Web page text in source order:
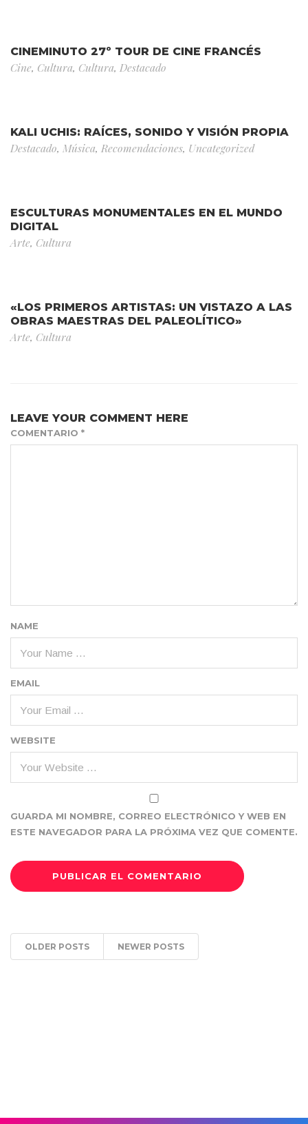
CINEMINUTO 27º TOUR DE CINE FRANCÉS
Cine, Cultura, Cultura, Destacado
KALI UCHIS: RAÍCES, SONIDO Y VISIÓN PROPIA
Destacado, Música, Recomendaciones, Uncategorized
ESCULTURAS MONUMENTALES EN EL MUNDO
DIGITAL
Arte, Cultura
«LOS PRIMEROS ARTISTAS: UN VISTAZO A LAS
OBRAS MAESTRAS DEL PALEOLÍTICO»
Arte, Cultura
LEAVE YOUR COMMENT HERE
COMENTARIO *
NAME
EMAIL
WEBSITE
GUARDA MI NOMBRE, CORREO ELECTRÓNICO Y WEB EN
ESTE NAVEGADOR PARA LA PRÓXIMA VEZ QUE COMENTE.
OLDER POSTS NEWER POSTS